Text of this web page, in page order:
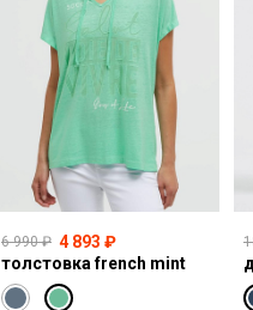
6 990 ₽ 4 893 ₽
толстовка french mint